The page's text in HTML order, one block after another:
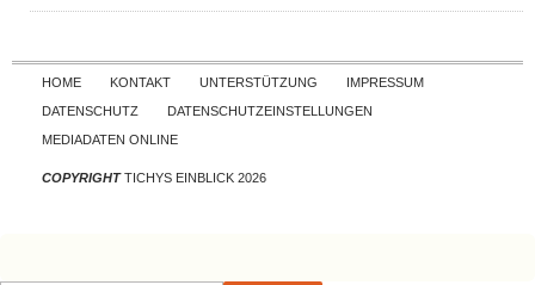
Skip to content
HOME KONTAKT UNTERSTÜTZUNG
IMPRESSUM
DATENSCHUTZ
DATENSCHUTZEINSTELLUNGEN
MEDIADATEN ONLINE
COPYRIGHTTICHYS EINBLICK 2026